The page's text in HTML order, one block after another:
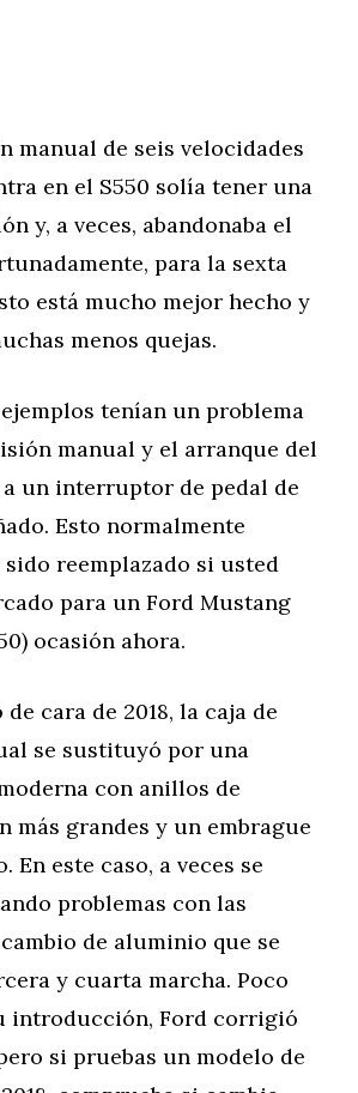
manual de seis velocidades
en el S550 solía tener una
y, a veces, abandonaba el
para la sexta
está mucho mejor hecho y
menos quejas.
tenían un problema
manual y el arranque del
un interruptor de pedal de
Esto normalmente
sido reemplazado si usted
para un Ford Mustang
ocasión ahora.
cara de 2018, la caja de
se sustituyó por una
con anillos de
más grandes y un embrague
En este caso, a veces se
problemas con las
de aluminio que se
y cuarta marcha. Poco
introducción, Ford corrigió
si pruebas un modelo de